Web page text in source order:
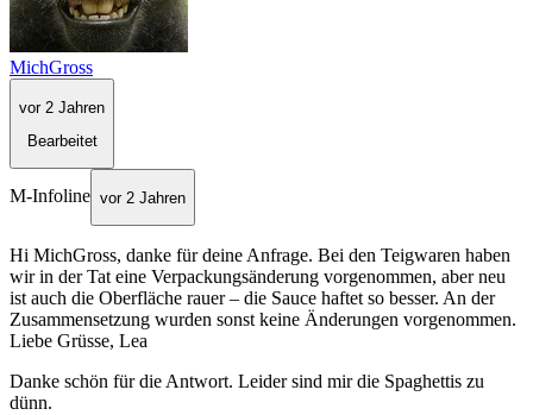
MichGross
vor 2 Jahren
Bearbeitet
M-Infoline vor 2 Jahren
Hi MichGross, danke für deine Anfrage. Bei den Teigwaren haben
wir in der Tat eine Verpackungsänderung vorgenommen, aber neu
ist auch die Oberfläche rauer – die Sauce haftet so besser. An der
Zusammensetzung wurden sonst keine Änderungen vorgenommen.
Liebe Grüsse, Lea
Danke schön für die Antwort. Leider sind mir die Spaghettis zu
dünn.